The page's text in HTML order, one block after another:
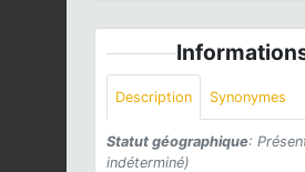
Description Synonymes
Statut géographique:
indéterminé)